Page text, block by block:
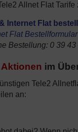
Allnet Flat
Internet Flat
Flat
Bestellung: 0 39 43
im
Tele2
an: